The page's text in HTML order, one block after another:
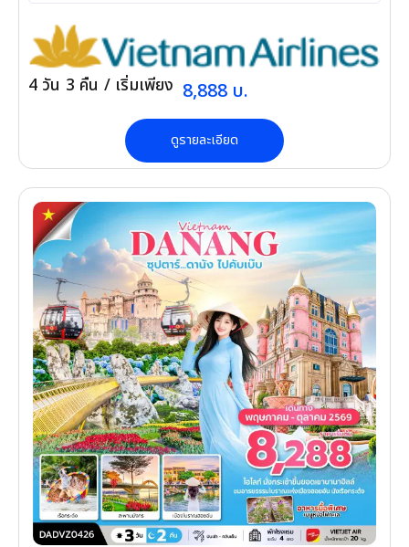
The Heritage Show « ช้อปปิ้ง ร้านผ้าไหม, ร้าน
หยก อัญมณี, ร้านเยื่อไผ่, และ ร้านกาแฟ
4 วัน 3 คืน / เริ่มเพียง 8,888 บ.
ดูรายละเอียด